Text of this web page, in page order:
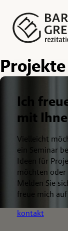
Projekte
Ich
mit
Vielleicht
ein Seminar
Ideen für
möchten oder
Melden Sie
freue mich auf
kontakt